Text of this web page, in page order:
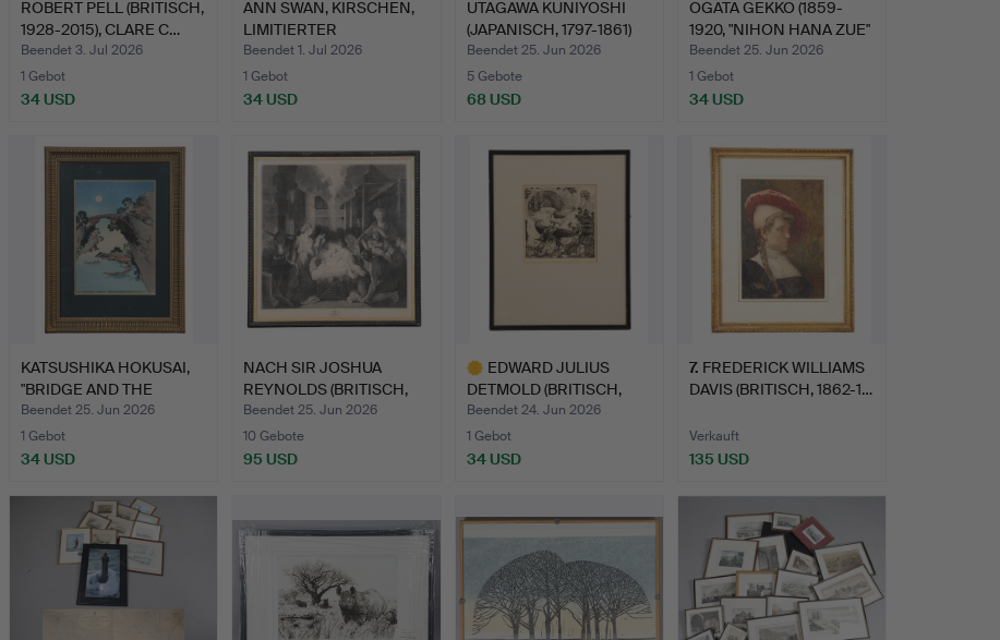
ROBERT PELL (BRITISCH,
1928-2015), CLARE C…
Beendet 3. Jul 2026
1 Gebot
34 USD
ANN SWAN, KIRSCHEN,
LIMITIERTER
KUNSTDRUCK.
Beendet 1. Jul 2026
1 Gebot
34 USD
UTAGAWA KUNIYOSHI
(JAPANISCH, 1797-1861)
H…
Beendet 25. Jun 2026
5 Gebote
68 USD
OGATA GEKKO (1859-
1920, "NIHON HANA ZUE"
(…
Beendet 25. Jun 2026
1 Gebot
34 USD
KATSUSHIKA HOKUSAI,
"BRIDGE AND THE
MOON".
Beendet 25. Jun 2026
1 Gebot
34 USD
NACH SIR JOSHUA
REYNOLDS (BRITISCH,
1723-1…
Beendet 25. Jun 2026
10 Gebote
95 USD
EDWARD JULIUS
DETMOLD (BRITISCH,
1883-1957…
Beendet 24. Jun 2026
1 Gebot
34 USD
Objekt
7. FREDERICK WILLIAMS
DAVIS (BRITISCH, 1862-1…
Verkauft
135 USD